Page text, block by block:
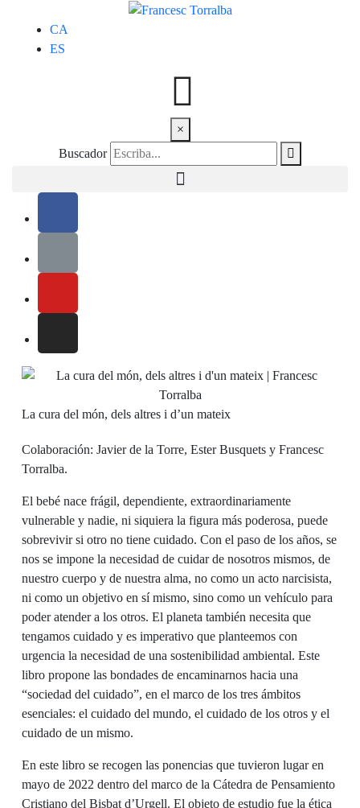
CA
ES
×
Buscador
La cura del món, dels altres i d’un mateix
Colaboración: Javier de la Torre, Ester Busquets y Francesc
Torralba.
El bebé nace frágil, dependiente, extraordinariamente
vulnerable y nadie, ni siquiera la figura más poderosa, puede
sobrevivir si otro no tiene cuidado. Con el paso de los años, se
nos se impone la necesidad de cuidar de nosotros mismos, de
nuestro cuerpo y de nuestra alma, no como un acto narcisista,
ni como un objetivo en sí mismo, sino como un vehículo para
poder atender a los otros. El planeta también necesita que
tengamos cuidado y es imperativo que planteemos con
urgencia la necesidad de una sostenibilidad ambiental. Este
libro propone las bondades de encaminarnos hacia una
“sociedad del cuidado”, en el marco de los tres ámbitos
esenciales: el cuidado del mundo, el cuidado de los otros y el
cuidado de un mismo.
En este libro se recogen las ponencias que tuvieron lugar en
mayo de 2022 dentro del marco de la Cátedra de Pensamiento
Cristiano del Bisbat d’Urgell. El objeto de estudio fue la ética